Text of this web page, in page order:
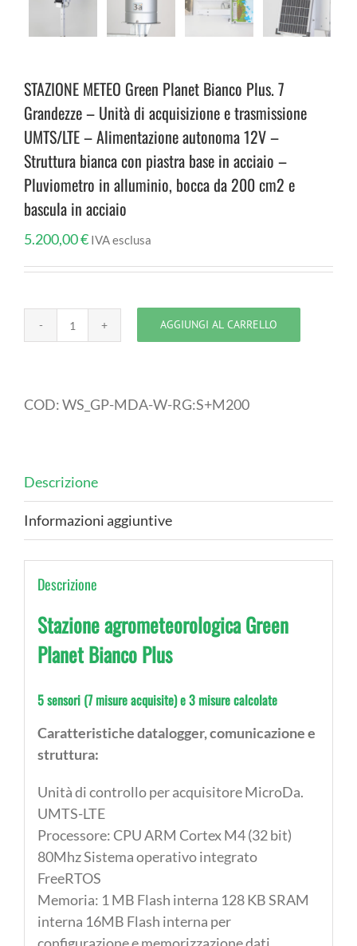
STAZIONE METEO Green Planet Bianco Plus. 7
Grandezze – Unità di acquisizione e trasmissione
UMTS/LTE – Alimentazione autonoma 12V –
Struttura bianca con piastra base in acciaio –
Pluviometro in alluminio, bocca da 200 cm2 e
bascula in acciaio
5.200,00€ IVA esclusa
STAZIONE
Planet
Grandezze
-
Unità
e
trasmissione
UMTS/LTE
-
autonoma
-
Struttura
bianca
con
piastra
base
in
acciaio
-
Pluviometro
AGGIUNGI AL CARRELLO
COD:WS_GP-MDA-W-RG:S+M200
Descrizione
Informazioni aggiuntive
Descrizione
Stazione agrometeorologica Green
Planet Bianco Plus
5 sensori (7 misure acquisite) e 3 misure calcolate
Caratteristiche datalogger, comunicazione e
struttura:
Unità di controllo per acquisitore MicroDa.
UMTS-LTE
Processore: CPU ARM Cortex M4 (32 bit)
80Mhz Sistema operativo integrato
FreeRTOS
Memoria: 1 MB Flash interna 128 KB SRAM
interna 16MB Flash interna per